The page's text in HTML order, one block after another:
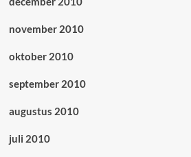
november 2010
oktober 2010
september 2010
augustus 2010
juli 2010